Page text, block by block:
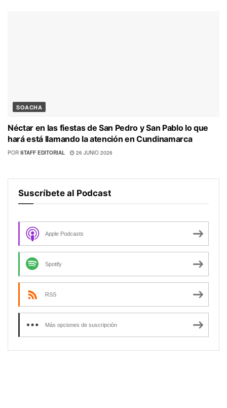
SOACHA
Néctar en las fiestas de San Pedro y San Pablo lo que
hará está llamando la atención en Cundinamarca
POR STAFF EDITORIAL 26 JUNIO 2026
Suscríbete al Podcast
Apple Podcasts
Spotify
RSS
Más opciones de suscripción